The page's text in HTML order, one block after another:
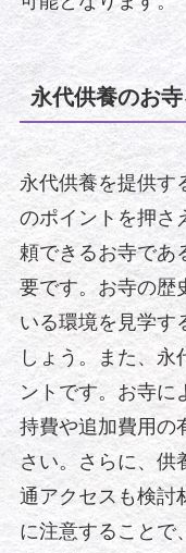
永代供養のお
永代供養を提供す
のポイントを押さ
頼できるお寺であ
要です。お寺の歴
いる環境を見学す
しょう。また、
ントです。お寺に
持費や追加費用の
さい。さらに、供
通アクセスも検討
に注意することで